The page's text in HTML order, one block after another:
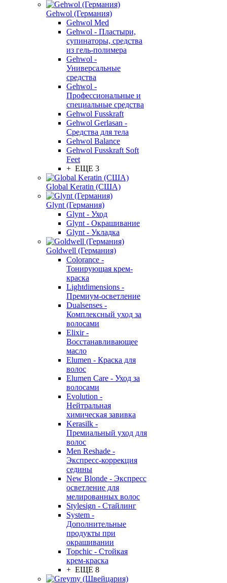
Gehwol (Германия)
Gehwol Med
Gehwol - Пластыри,
супинаторы, средства
из гель-полимера
Gehwol -
Универсальные
средства
Gehwol -
Профессиональные и
специальные средства
Gehwol Fusskraft
Gehwol Gerlasan -
Средства для тела
Gehwol Balance
Gehwol Fusskraft Soft
Feet
+ ЕЩЕ 3
Global Keratin (США)
Glynt (Германия)
Glynt - Уход
Glynt - Окрашивание
Glynt - Укладка
Goldwell (Германия)
Colorance -
Тонирующая крем-
краска
Lightdimensions -
Премиум-осветление
Dualsenses -
Комплексный уход за
волосами
Elixir -
Восстанавливающее
масло
Elumen - Краска для
волос
Elumen Care - Уход за
волосами
Evolution -
Нейтральная
химическая завивка
Kerasilk -
Премиальный уход для
волос
Men Reshade -
Экспресс-коррекция
седины
New Blonde - Экспресс
осветление для
мелированных волос
Stylesign - Стайлинг
System -
Дополнительные
продукты при
окрашивании
Topchic - Стойкая
крем-краска
+ ЕЩЕ 8